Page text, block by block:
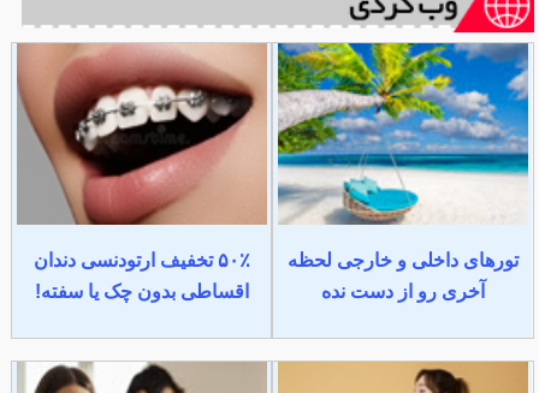
تورهای داخلی و خارجی لحظه
آخری رو از دست نده
۵۰٪ تخفیف ارتودنسی دندان
اقساطی بدون چک یا سفته!